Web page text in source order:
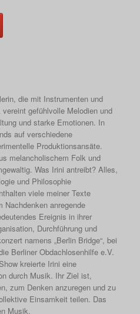
die mit Instrumenten und
gefühlvolle Melodien und
und starke Emotionen. In
auf verschiedene
Produktionsansäte.
melancholischem Folk und
Was Irini antreibt? Alles,
und Philosophie
viele meiner Texte
anregende
Ereignis in ihrer
Durchführung und
namens „Berlin Bridge“, bei
Berliner Obdachlosenhilfe e.V.
kreierte Irini eine
durch Musik. Ihr Ziel ist,
zum Denken anzuregen und zu
Einsamkeit teilen. Das
Musik.